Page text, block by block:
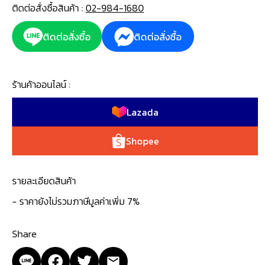
ติดต่อสั่งซื้อสินค้า : 02-984-1680
ติดต่อสั่งซื้อ
ติดต่อสั่งซื้อ
ร้านค้าออนไลน์ :
Lazada
Shopee
รายละเอียดสินค้า
- ราคายังไม่รวมภาษีมูลค่าเพิ่ม 7%
Share